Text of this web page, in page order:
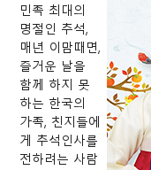
민족 최대의
명절인 추석,
매년 이맘때면,
즐거운 날을
함께 하지 못
하는 한국의
가족, 친지들에
게 추석인사를
전하려는 사람